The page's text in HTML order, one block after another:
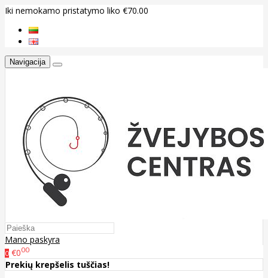
Iki nemokamo pristatymo liko €70.00
Navigacija
Mano paskyra
0 €000
Prekių krepšelis tuščias!